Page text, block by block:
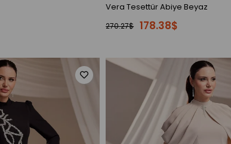
Vera Tesettür Abiye Beyaz
178.38$
270.27$